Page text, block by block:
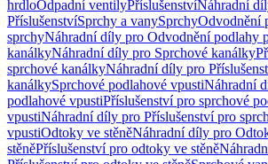
hrdloOdpadní ventilyPříslušenstvíNáhradní
PříslušenstvíSprchy a vanySprchyOdvodnění
sprchyNáhradní díly pro Odvodnění podlahy
kanálkyNáhradní díly pro Sprchové kanálky
sprchové kanálkyNáhradní díly pro
kanálkySprchové podlahové vpustiNáhradní
podlahové vpustiPříslušenství pro sprchové
vpustiNáhradní díly pro Příslušenství pro
vpustiOdtoky ve stěněNáhradní díly pro
stěněPříslušenství pro odtoky ve stěně